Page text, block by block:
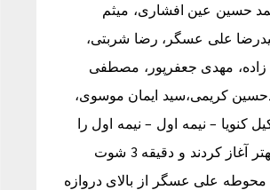
حسین عین افشاری، میثم
علی عسگر، رضا شربتی،
زاده، مهدی جعفرپور، مصطفی
کریمی،سید ایمان موسوی،
کنویا – نیمه اول – نیمه اول را
مشهدی ها بهتر آغاز کردند و دقیقه 3 شوت
علی عسگر از بالای دروازه